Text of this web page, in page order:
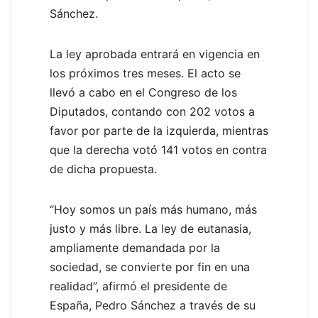
Sánchez.
La ley aprobada entrará en vigencia en
los próximos tres meses. El acto se
llevó a cabo en el Congreso de los
Diputados, contando con 202 votos a
favor por parte de la izquierda, mientras
que la derecha votó 141 votos en contra
de dicha propuesta.
“Hoy somos un país más humano, más
justo y más libre. La ley de eutanasia,
ampliamente demandada por la
sociedad, se convierte por fin en una
realidad”, afirmó el presidente de
España, Pedro Sánchez a través de su